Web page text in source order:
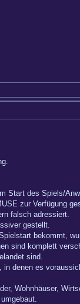
Start des Spiels/
zur Verfügung
falsch adressiert.
gestellt.
bekommt,
sind komplett
sind.
denen es
Wohnhäuser,